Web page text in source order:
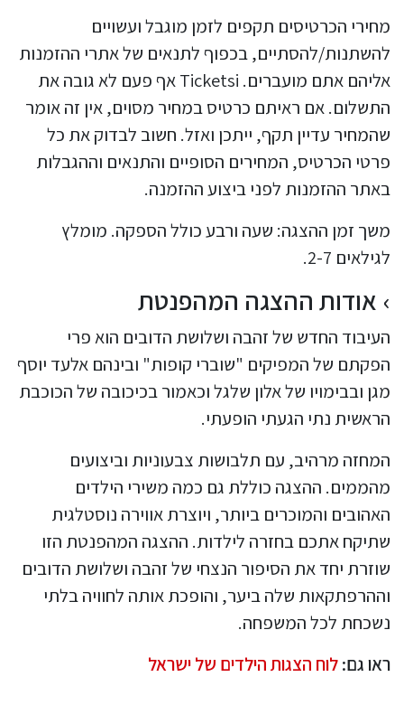
מחירי הכרטיסים תקפים לזמן מוגבל ועשויים
להשתנות/להסתיים, בכפוף לתנאים של אתרי ההזמנות
אליהם אתם מועברים. Ticketsi אף פעם לא גובה את
התשלום. אם ראיתם כרטיס במחיר מסוים, אין זה אומר
שהמחיר עדיין תקף, ייתכן ואזל. חשוב לבדוק את כל
פרטי הכרטיס, המחירים הסופיים והתנאים וההגבלות
באתר ההזמנות לפני ביצוע ההזמנה.
משך זמן ההצגה: שעה ורבע כולל הספקה. מומלץ
לגילאים 2-7.
אודות ההצגה המהפנטת
העיבוד החדש של זהבה ושלושת הדובים הוא פרי
הפקתם של המפיקים "שוברי קופות" ובינהם אלעד יוסף
מגן ובבימויו של אלון שלגל וכאמור בכיכובה של הכוכבת
הראשית נתי הגעתי הופעתי.
המחזה מרהיב, עם תלבושות צבעוניות וביצועים
מהממים. ההצגה כוללת גם כמה משירי הילדים
האהובים והמוכרים ביותר, ויוצרת אווירה נוסטלגית
שתיקח אתכם בחזרה לילדות. ההצגה המהפנטת הזו
שוזרת יחד את הסיפור הנצחי של זהבה ושלושת הדובים
וההרפתקאות שלה ביער, והופכת אותה לחוויה בלתי
נשכחת לכל המשפחה.
ראו גם:לוח הצגות הילדים של ישראל